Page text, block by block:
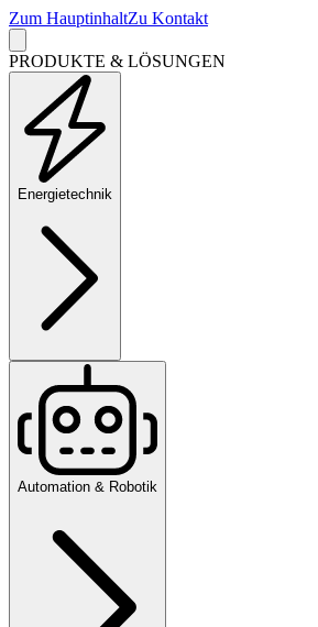
Zum HauptinhaltZu Kontakt
PRODUKTE & LÖSUNGEN
Energietechnik
Automation & Robotik